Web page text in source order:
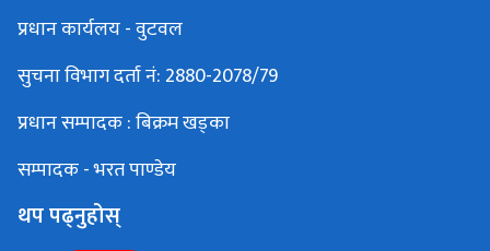
प्रधान कार्यलय - वुटवल
सुचना विभाग दर्ता नं: 2880-2078/79
प्रधान सम्पादक : बिक्रम खड्का
सम्पादक - भरत पाण्डेय
थप पढ्नुहोस्